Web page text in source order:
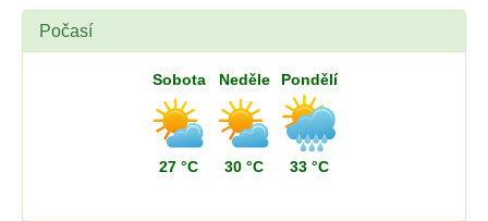
Počasí
Sobota
27 °C
Neděle
30 °C
Pondělí
33 °C